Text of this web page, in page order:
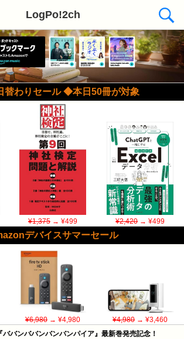
LogPo!2ch
替わりセール ◆本日50冊が対象
¥1,375→ ¥499 ¥2,420→ ¥499
デバイスサマーセール
¥6,980→ ¥4,980 ¥4,980→ ¥3,460
ババンババンバンバンパイア』最新巻発売記念！